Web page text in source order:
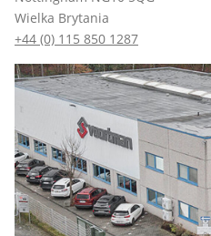
Wielka Brytania
+44 (0) 115 850 1287